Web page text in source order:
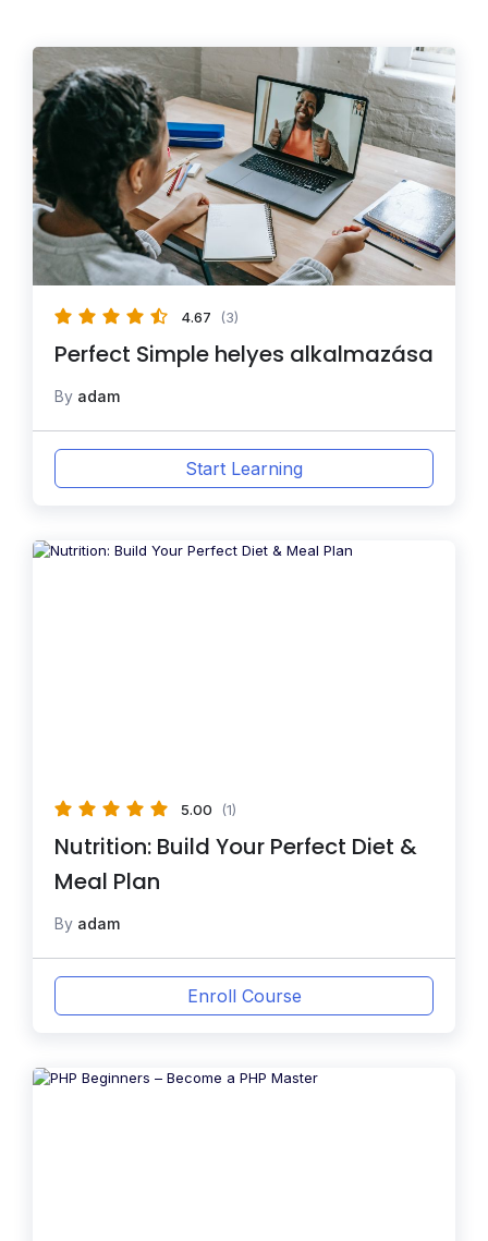
4.67 (3)
Perfect Simple helyes alkalmazása
By adam
Start Learning
5.00 (1)
Nutrition: Build Your Perfect Diet &
Meal Plan
By adam
Enroll Course